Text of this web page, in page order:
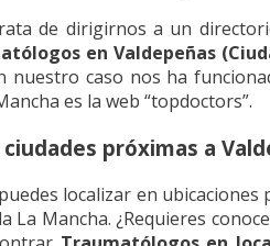
de dirigirnos a un
en Valdepeñas
nuestro caso nos ha
es la web “topdoctors”.
próximas a
localizar en
La Mancha. ¿Requieres